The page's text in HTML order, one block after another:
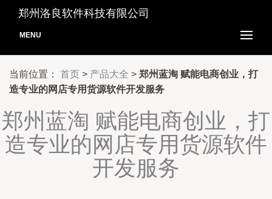
郑州洛良软件科技有限公司
MENU
当前位置： 首页 > 产品大全 > 郑州蓝淘 赋能电商创业，打
造专业的网店专用货源软件开发服务
郑州蓝淘 赋能电商创业，打
造专业的网店专用货源软件
开发服务